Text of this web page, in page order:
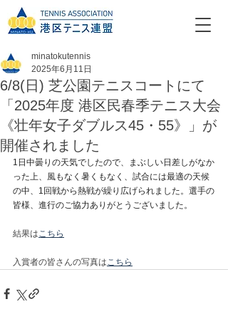
6/8(日) 芝公園テニスコートにて
「2025年度 港区民春季テニス大会
《壮年女子ダブルス45・55》」が
開催されました
minatokutennis
2025年6月11日
1日中曇りの天気でしたので、まぶしい日差しがなか
った上、風もなく暑くもなく、試合には最適の天候
の中、1回戦から熱戦が繰り広げられました。選手の
皆様、進行のご協力ありがとうございました。
結果はこちら
入賞者の皆さんの写真はこちら